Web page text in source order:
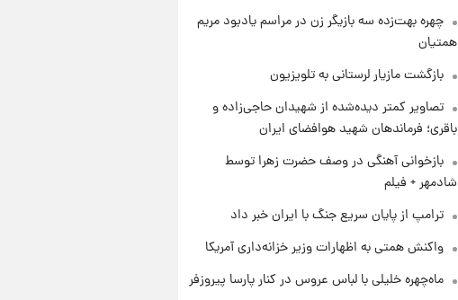
چهره بهت‌زده سه بازیگر زن در مراسم یادبود مریم
همتیان
بازگشت مازیار لرستانی به تلویزیون
تصاویر کمتر دیده‌شده از شهیدان حاجی‌زاده و
باقری؛ فرماندهان شهید هوافضای ایران
بازخوانی آهنگی در وصف حضرت زهرا توسط
شادمهر + فیلم
ترامپ از پایان سریع جنگ با ایران خبر داد
واکنش همتی به اظهارات وزیر خزانه‌داری آمریکا
ماه‌چهره خلیلی با لباس عروس در کنار پارسا پیروزفر